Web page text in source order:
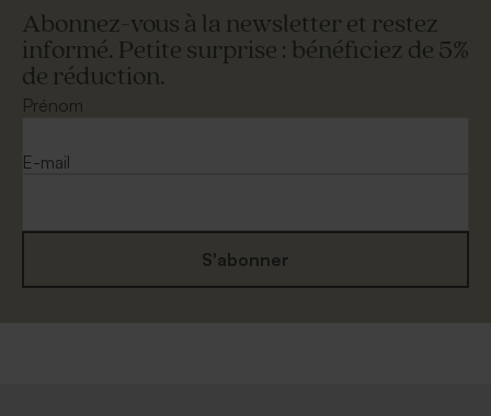
Abonnez-vous à la newsletter et restez
informé. Petite surprise : bénéficiez de 5%
de réduction.
Prénom
E-mail
S'abonner